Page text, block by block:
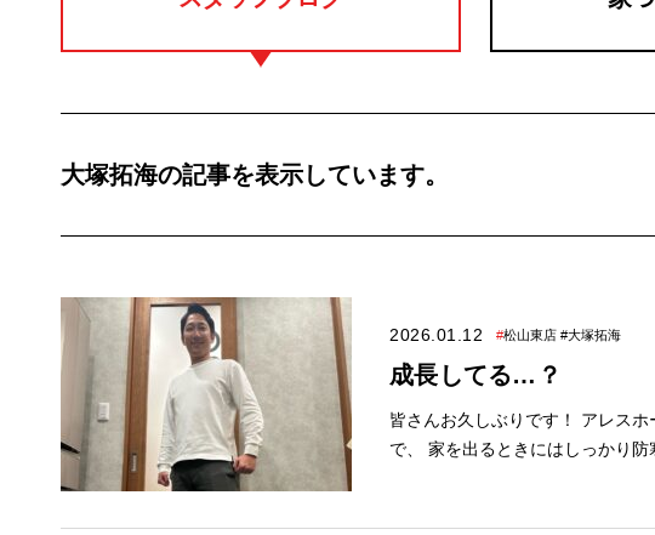
大塚拓海の記事を表示しています。
2026.01.12 #松山東店 #大塚拓海
成長してる…？
皆さんお久しぶりです！ アレスホーム松山東店
で、 家を出るときにはしっかり防寒をして